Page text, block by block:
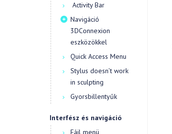
Activity Bar
Navigáció
3DConnexion
eszközökkel
Quick Access Menu
Stylus doesn’t work
in sculpting
Gyorsbillentyűk
Interfész és navigáció
Fájl menü